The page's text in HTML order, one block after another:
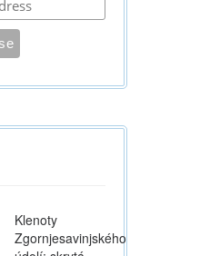
Klenoty
Zgornjesavinjského